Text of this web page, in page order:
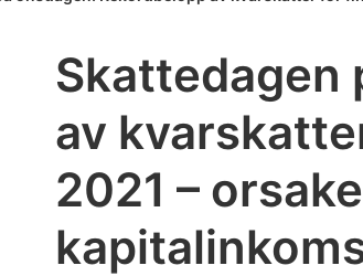
Skattedagen
av
2021 –